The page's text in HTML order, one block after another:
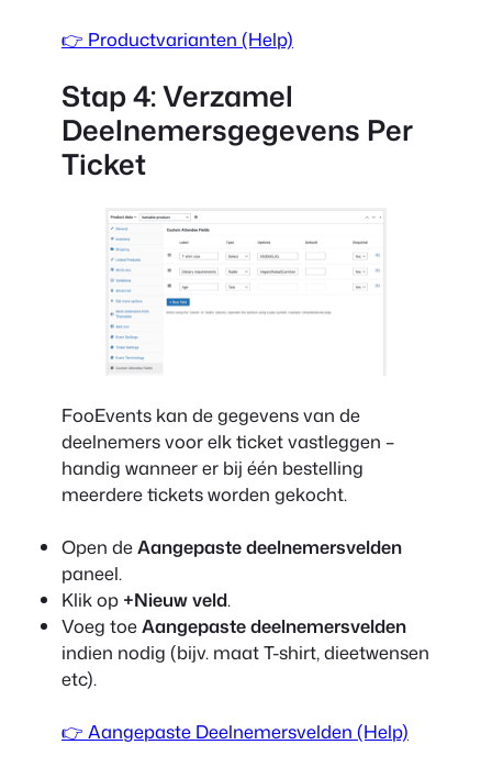
👉 Productvarianten (Help)
Stap 4: Verzamel
Deelnemersgegevens Per
Ticket
FooEvents kan de gegevens van de
deelnemers voor elk ticket vastleggen –
handig wanneer er bij één bestelling
meerdere tickets worden gekocht.
Open deAangepaste deelnemersvelden
paneel.
Klik op +Nieuw veld.
Voeg toeAangepaste deelnemersvelden
indien nodig (bijv. maat T-shirt, dieetwensen
etc).
👉 Aangepaste Deelnemersvelden (Help)